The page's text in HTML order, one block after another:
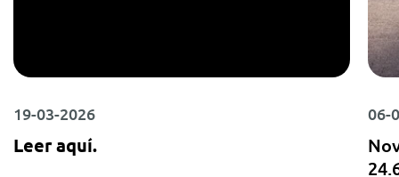
19-03-2026
Leer aquí.
06-